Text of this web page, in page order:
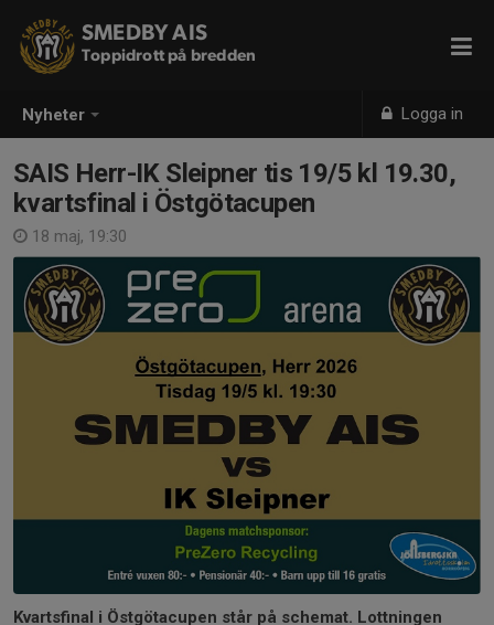
Nyheter Logga in
SMEDBY AIS
Toppidrott på bredden
SAIS Herr-IK Sleipner tis 19/5 kl 19.30,
kvartsfinal i Östgötacupen
18 maj, 19:30
Kvartsfinal i Östgötacupen står på schemat. Lottningen